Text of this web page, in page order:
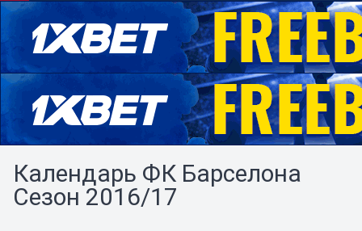
Календарь ФК Барселона
Сезон 2016/17